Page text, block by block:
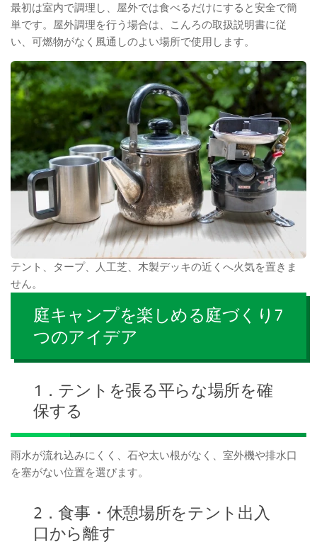
最初は室内で調理し、屋外では食べるだけにすると安全で簡
単です。屋外調理を行う場合は、こんろの取扱説明書に従
い、可燃物がなく風通しのよい場所で使用します。
テント、タープ、人工芝、木製デッキの近くへ火気を置きま
せん。
庭キャンプを楽しめる庭づくり7
つのアイデア
1．テントを張る平らな場所を確
保する
雨水が流れ込みにくく、石や太い根がなく、室外機や排水口
を塞がない位置を選びます。
2．食事・休憩場所をテント出入
口から離す